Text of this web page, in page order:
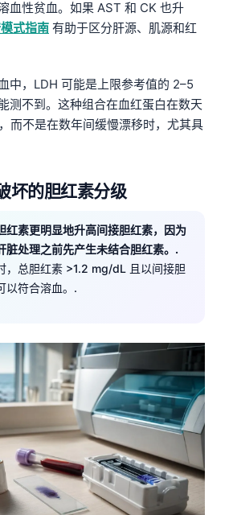
血性贫血。如果 AST 和 CK 也升
式指南 有助于区分肝源、肌源和红
中，LDH 可能是上限参考值的 2–5
测不到。这种组合在血红蛋白在数天
而不是在数年间缓慢漂移时，尤其具
坏的胆红素分级
红素更明显地升高间接胆红素，因为
脏处理之前先产生未结合胆红素。.
，总胆红素 >1.2 mg/dL 且以间接胆
以符合溶血。.